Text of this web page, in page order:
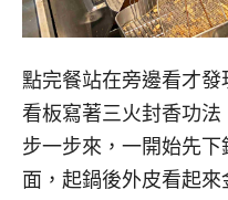
點完餐站在旁邊看才
看板寫著三火封香功
步一步來，一開始先
面，起鍋後外皮看起